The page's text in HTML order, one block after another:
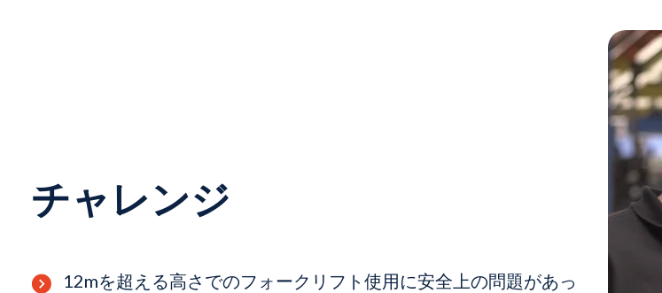
チャレンジ
12mを超える高さでのフォークリフト使用に安全上の問題があっ